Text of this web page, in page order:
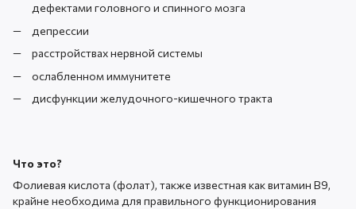
дефектами головного и спинного мозга
депрессии
расстройствах нервной системы
ослабленном иммунитете
дисфункции желудочного-кишечного тракта
Что это?
Фолиевая кислота (фолат), также известная как витамин В9,
крайне необходима для правильного функционирования